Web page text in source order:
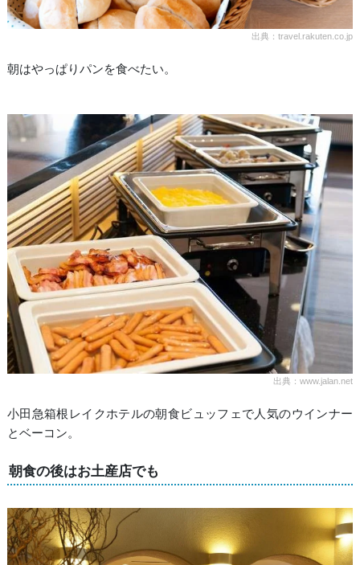
出典：travel.rakuten.co.jp
朝はやっぱりパンを食べたい。
出典：www.jalan.net
小田急箱根レイクホテルの朝食ビュッフェで人気のウインナー
とベーコン。
朝食の後はお土産店でも